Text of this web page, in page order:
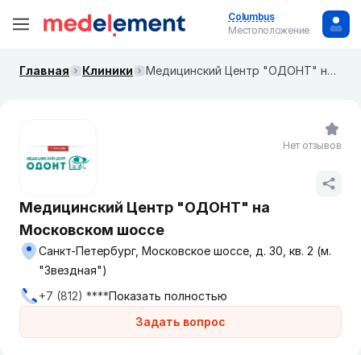
Columbus
Местоположение
Главная Клиники Медицинский Центр "ОДОНТ" на Московском шоссе
Медицинский Центр "ОДОНТ" на
Московском шоссе
Задать вопрос
Санкт-Петербург, Московское шоссе, д. 30, кв. 2 (м.
"Звездная")
+7 (812) ****Показать полностью
Нет отзывов